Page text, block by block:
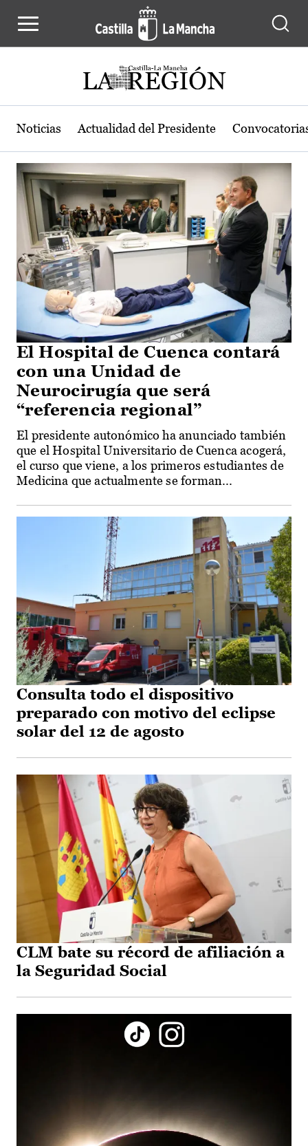
Actualidad de la región de Castilla-
Noticias Actualidad del Presidente
El Hospital de Cuenca contará
con una Unidad de
Neurocirugía que será
“referencia regional”
El presidente autonómico ha anunciado también
que el Hospital Universitario de Cuenca acogerá,
el curso que viene, a los primeros estudiantes de
Medicina que actualmente se forman...
Consulta todo el dispositivo
preparado con motivo del eclipse
solar del 12 de agosto
CLM bate su récord de afiliación a
la Seguridad Social